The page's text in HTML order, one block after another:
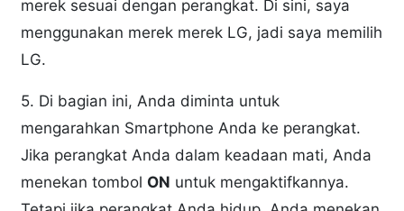
merek sesuai dengan perangkat. Di sini, saya
menggunakan merek merek LG, jadi saya memilih
LG.
5. Di bagian ini, Anda diminta untuk
mengarahkan Smartphone Anda ke perangkat.
Jika perangkat Anda dalam keadaan mati, Anda
menekan tombol ON untuk mengaktifkannya.